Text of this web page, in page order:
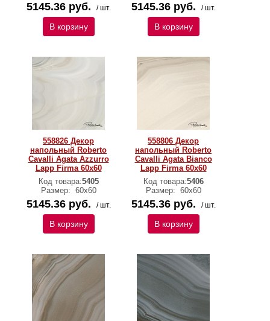
5145.36 руб. / шт.
В корзину
5145.36 руб. / шт.
В корзину
558826 Декор
напольный Roberto
Cavalli Agata Azzurro
Lapp Firma 60x60
Код товара:5405
Размер: 60х60
5145.36 руб. / шт.
В корзину
558806 Декор
напольный Roberto
Cavalli Agata Bianco
Lapp Firma 60x60
Код товара:5406
Размер: 60х60
5145.36 руб. / шт.
В корзину